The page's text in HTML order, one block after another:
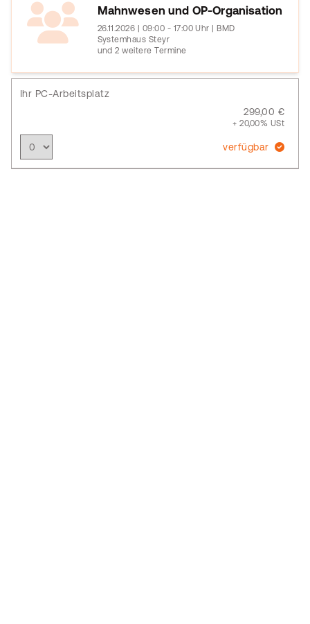
Mahnwesen und OP-Organisation
26.11.2026 | 09:00 - 17:00 Uhr | BMD
Systemhaus Steyr
und 2 weitere Termine
Ihr PC-Arbeitsplatz
299,00 €
+ 20,00% USt
verfügbar